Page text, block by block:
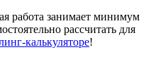
работа занимает минимум
рассчитать для
калькуляторе!